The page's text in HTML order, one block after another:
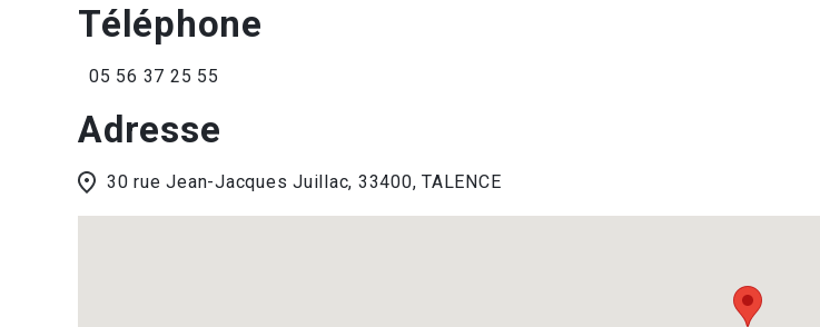
Téléphone
05 56 37 25 55
Adresse
30 rue Jean-Jacques Juillac, 33400, TALENCE